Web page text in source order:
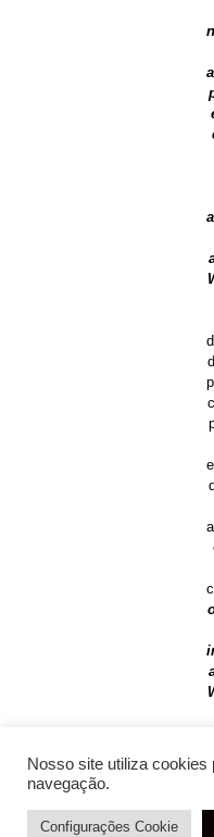
Nosso site utiliza cookies
navegação.
Configurações Cookie